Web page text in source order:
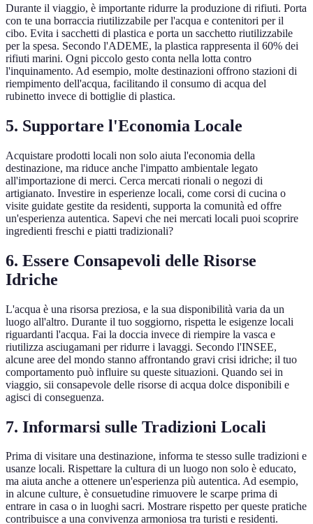
Durante il viaggio, è importante ridurre la produzione di rifiuti. Porta
con te una borraccia riutilizzabile per l'acqua e contenitori per il
cibo. Evita i sacchetti di plastica e porta un sacchetto riutilizzabile
per la spesa. Secondo l'ADEME, la plastica rappresenta il 60% dei
rifiuti marini. Ogni piccolo gesto conta nella lotta contro
l'inquinamento. Ad esempio, molte destinazioni offrono stazioni di
riempimento dell'acqua, facilitando il consumo di acqua del
rubinetto invece di bottiglie di plastica.
5. Supportare l'Economia Locale
Acquistare prodotti locali non solo aiuta l'economia della
destinazione, ma riduce anche l'impatto ambientale legato
all'importazione di merci. Cerca mercati rionali o negozi di
artigianato. Investire in esperienze locali, come corsi di cucina o
visite guidate gestite da residenti, supporta la comunità ed offre
un'esperienza autentica. Sapevi che nei mercati locali puoi scoprire
ingredienti freschi e piatti tradizionali?
6. Essere Consapevoli delle Risorse
Idriche
L'acqua è una risorsa preziosa, e la sua disponibilità varia da un
luogo all'altro. Durante il tuo soggiorno, rispetta le esigenze locali
riguardanti l'acqua. Fai la doccia invece di riempire la vasca e
riutilizza asciugamani per ridurre i lavaggi. Secondo l'INSEE,
alcune aree del mondo stanno affrontando gravi crisi idriche; il tuo
comportamento può influire su queste situazioni. Quando sei in
viaggio, sii consapevole delle risorse di acqua dolce disponibili e
agisci di conseguenza.
7. Informarsi sulle Tradizioni Locali
Prima di visitare una destinazione, informa te stesso sulle tradizioni e
usanze locali. Rispettare la cultura di un luogo non solo è educato,
ma aiuta anche a ottenere un'esperienza più autentica. Ad esempio,
in alcune culture, è consuetudine rimuovere le scarpe prima di
entrare in casa o in luoghi sacri. Mostrare rispetto per queste pratiche
contribuisce a una convivenza armoniosa tra turisti e residenti.